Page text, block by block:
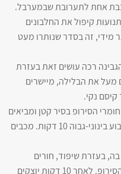
אחת לתערובת שבמערבל.
קיפול את החלבונים
מידי, זה בסדר שנותרו מעט
רכה עושים זאת בעזרת
מעל את הבלילה, מיישרים
הסירופ בסיר קטן ומביאים
לרתיחה. מנמיכים מעט ומבשלים על בעבוע בינוני-גבוה 10 דקות. מכבים
בעזרת שיפוד, חורים
מרובים. יוצקים במתינות כ- 1/3 מכמות הסירופ. לאחר 10 דקות יוצקים